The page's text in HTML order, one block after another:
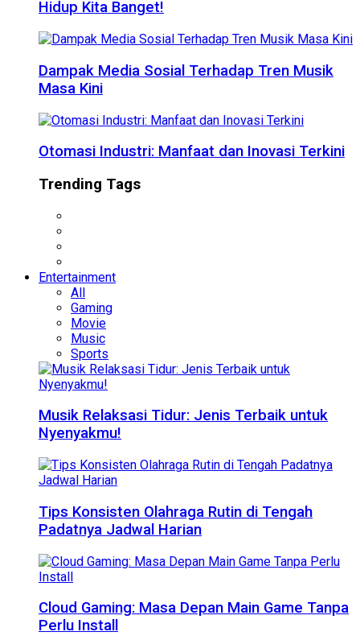
Hidup Kita Banget!
Dampak Media Sosial Terhadap Tren Musik
Masa Kini
Otomasi Industri: Manfaat dan Inovasi Terkini
Trending Tags
Entertainment
All
Gaming
Movie
Music
Sports
Musik Relaksasi Tidur: Jenis Terbaik untuk
Nyenyakmu!
Tips Konsisten Olahraga Rutin di Tengah
Padatnya Jadwal Harian
Cloud Gaming: Masa Depan Main Game Tanpa
Perlu Install